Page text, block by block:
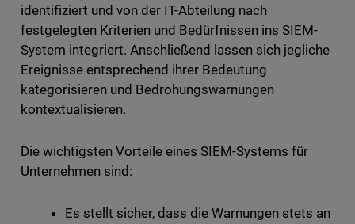
identifiziert und von der IT-Abteilung nach
festgelegten Kriterien und Bedürfnissen ins SIEM-
System integriert. Anschließend lassen sich jegliche
Ereignisse entsprechend ihrer Bedeutung
kategorisieren und Bedrohungswarnungen
kontextualisieren.
Die wichtigsten Vorteile eines SIEM-Systems für
Unternehmen sind:
Es stellt sicher, dass die Warnungen stets an